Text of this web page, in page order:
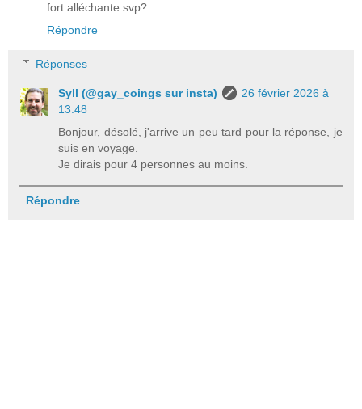
fort alléchante svp?
Répondre
Réponses
Syll (@gay_coings sur insta)
26 février 2026 à
13:48
Bonjour, désolé, j'arrive un peu tard pour la réponse, je
suis en voyage.
Je dirais pour 4 personnes au moins.
Répondre